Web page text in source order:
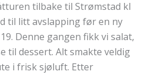
tilbake til Strømstad kl
til litt avslapping før en ny
Denne gangen fikk vi salat,
til dessert. Alt smakte veldig
i frisk sjøluft. Etter